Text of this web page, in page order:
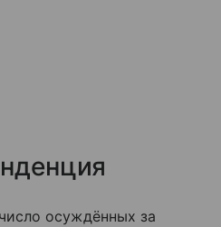
осуждённых за